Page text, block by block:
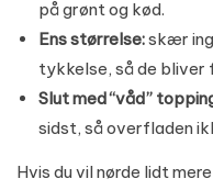
på grønt og kød.
Ens størrelse:skær
tykkelse, så de bliver
Slut med “våd”
sidst, så overfladen
Hvis du vil nørde lidt